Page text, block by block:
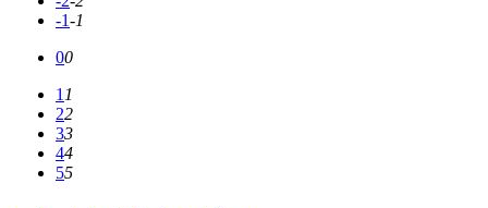
-1-1
00
11
22
33
44
55